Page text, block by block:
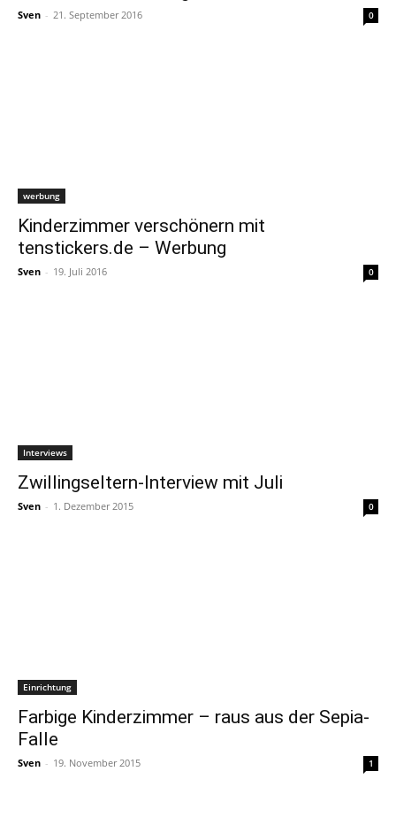
Sven - 21. September 2016 0
werbung
Kinderzimmer verschönern mit
tenstickers.de – Werbung
Sven - 19. Juli 2016 0
Interviews
Zwillingseltern-Interview mit Juli
Sven - 1. Dezember 2015 0
Einrichtung
Farbige Kinderzimmer – raus aus der Sepia-
Falle
Sven - 19. November 2015 1